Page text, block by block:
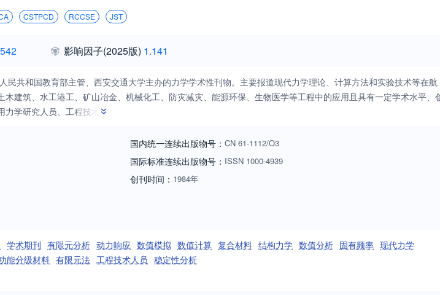
CSTPCD RCCSE JST
影响因子(2025版) 1.141
民共和国教育部主管、西安交通大学主办的力学学术性刊物。主要报道现代力学理论、计算方法和实验技术等在航
建筑、水工港工、矿山冶金、机械化工、防灾减灾、能源环保、生物医学等工程中的应用且具有一定学术水平、
学研究人员、工程技术人员、高等院校师生等。 《应用力学学报》在“十四五”新的发展起点上，以创办世界一流
科技期刊在创新驱动发展战略中的重要支撑作用。
国内统一连续出版物号： CN 61-1112/O3
国际标准连续出版物号 ： ISSN 1000-4939
创刊时间： 1984年
学术期刊 有限元分析 动力响应 数值模拟 数值计算 复合材料 结构力学 数值分析 固有频率 现代力学
能分级材料 有限元法 工程技术人员 稳定性分析